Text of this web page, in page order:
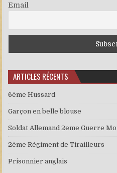
Email
ARTICLES RÉCENTS
6ème Hussard
Garçon en belle blouse
Soldat Allemand 2eme Guerre
2ème Régiment de Tirailleurs
Prisonnier anglais